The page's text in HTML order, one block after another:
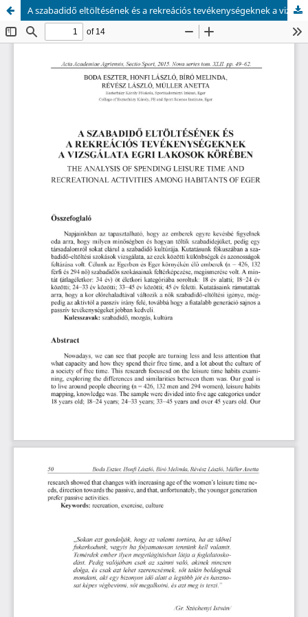
A szabadidő eltöltésének és a rekreációs tevékenységeknek a vizsgálata egri lakosok körében